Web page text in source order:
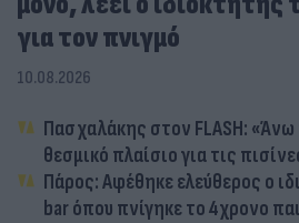
για τον πνιγμό
10.08.2026
Πασχαλάκης στον FLASH:
θεσμικό πλαίσιο για τις
Πάρος: Αφέθηκε ελεύθερος ο
bar όπου πνίγηκε το 4χρονο